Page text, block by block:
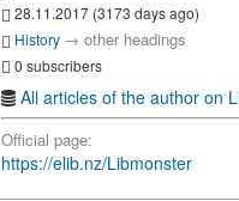
28.11.2017 (3173 days ago)
History → other headings
0 subscribers
All articles of the author on
Official page:
https://elib.nz/Libmonster